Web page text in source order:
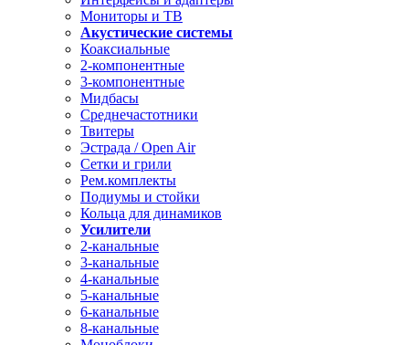
Мониторы и ТВ
Акустические системы
Коаксиальные
2-компонентные
3-компонентные
Мидбасы
Среднечастотники
Твитеры
Эстрада / Open Air
Сетки и грили
Рем.комплекты
Подиумы и стойки
Кольца для динамиков
Усилители
2-канальные
3-канальные
4-канальные
5-канальные
6-канальные
8-канальные